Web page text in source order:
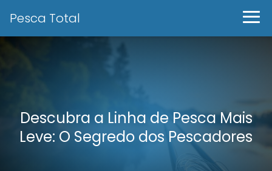
Pesca Total
Descubra a Linha de Pesca Mais
Leve: O Segredo dos Pescadores